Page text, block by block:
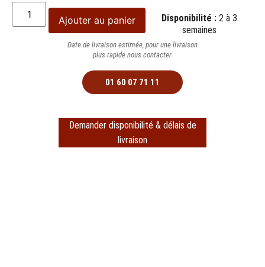
Ajouter au panier Disponibilité : 2 à 3
semaines
Date de livraison estimée, pour une livraison
plus rapide nous contacter.
01 60 07 71 11
Demander disponibilité & délais de
livraison